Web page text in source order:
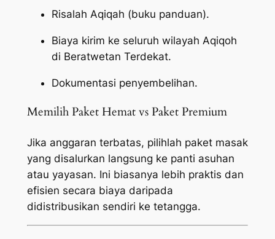
Risalah Aqiqah (buku panduan).
Biaya kirim ke seluruh wilayah Aqiqoh
di Beratwetan Terdekat.
Dokumentasi penyembelihan.
Memilih Paket Hemat vs Paket Premium
Jika anggaran terbatas, pilihlah paket masak
yang disalurkan langsung ke panti asuhan
atau yayasan. Ini biasanya lebih praktis dan
efisien secara biaya daripada
didistribusikan sendiri ke tetangga.